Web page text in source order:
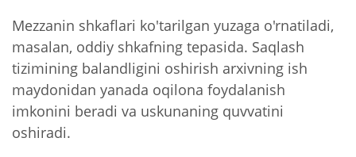
Mezzanin shkaflari ko'tarilgan yuzaga o'rnatiladi,
masalan, oddiy shkafning tepasida. Saqlash
tizimining balandligini oshirish arxivning ish
maydonidan yanada oqilona foydalanish
imkonini beradi va uskunaning quvvatini
oshiradi.